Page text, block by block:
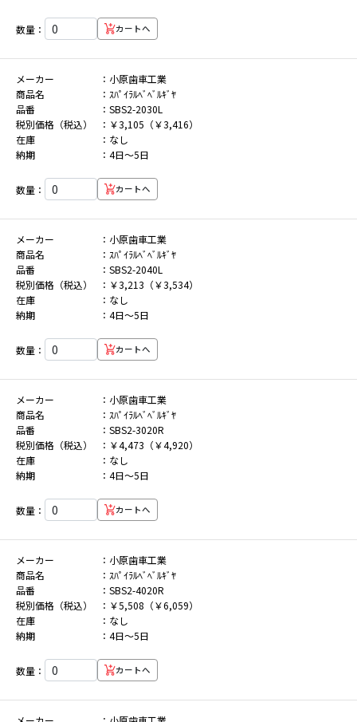
数量： カートへ
メーカー
小原歯車工業
商品名
ｽﾊﾟｲﾗﾙﾍﾞﾍﾞﾙｷﾞﾔ
品番
SBS2-2030L
税別価格（税込）
￥3,105（￥3,416）
在庫
なし
納期
4日～5日
数量： カートへ
メーカー
小原歯車工業
商品名
ｽﾊﾟｲﾗﾙﾍﾞﾍﾞﾙｷﾞﾔ
品番
SBS2-2040L
税別価格（税込）
￥3,213（￥3,534）
在庫
なし
納期
4日～5日
数量： カートへ
メーカー
小原歯車工業
商品名
ｽﾊﾟｲﾗﾙﾍﾞﾍﾞﾙｷﾞﾔ
品番
SBS2-3020R
税別価格（税込）
￥4,473（￥4,920）
在庫
なし
納期
4日～5日
数量： カートへ
メーカー
小原歯車工業
商品名
ｽﾊﾟｲﾗﾙﾍﾞﾍﾞﾙｷﾞﾔ
品番
SBS2-4020R
税別価格（税込）
￥5,508（￥6,059）
在庫
なし
納期
4日～5日
数量： カートへ